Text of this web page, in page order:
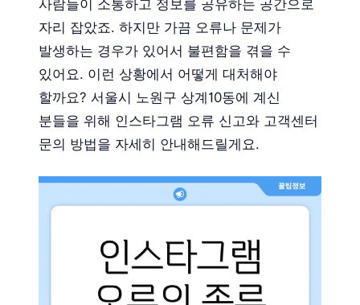
사람들이 소통하고 정보를 공유하는 공간으로
자리 잡았죠. 하지만 가끔 오류나 문제가
발생하는 경우가 있어서 불편함을 겪을 수
있어요. 이런 상황에서 어떻게 대처해야
할까요? 서울시 노원구 상계10동에 계신
분들을 위해 인스타그램 오류 신고와 고객센터
문의 방법을 자세히 안내해드릴게요.